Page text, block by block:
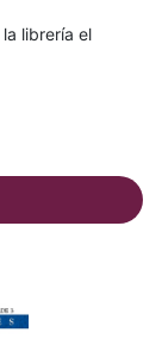
librería el